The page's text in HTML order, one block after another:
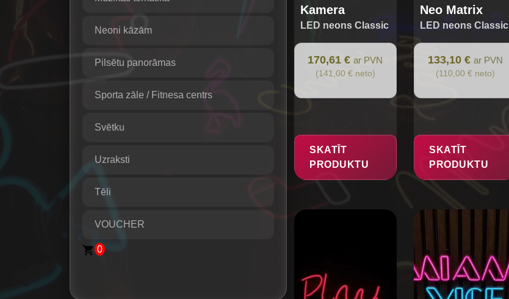
Neoni kāzām
Pilsētu panorāmas
Sporta zāle / Fitnesa centrs
Svētku
Uzraksti
Tēli
VOUCHER
0
Kamera
LED neons Classic
170,61 € ar PVN
(141,00 € neto)
SKATĪT
PRODUKTU
Neo Matrix
LED neons Classic
133,10 € ar PVN
(110,00 € neto)
SKATĪT
PRODUKTU